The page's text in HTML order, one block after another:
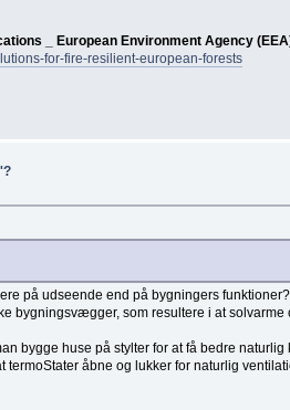
_ European Environment Agency
for-fire-resilient-european-forests
på udseende end på bygningers funktioner?
bygningsvægger, som resultere i at
bygge huse på stylter for at få bedre
åbne og lukker for naturlig